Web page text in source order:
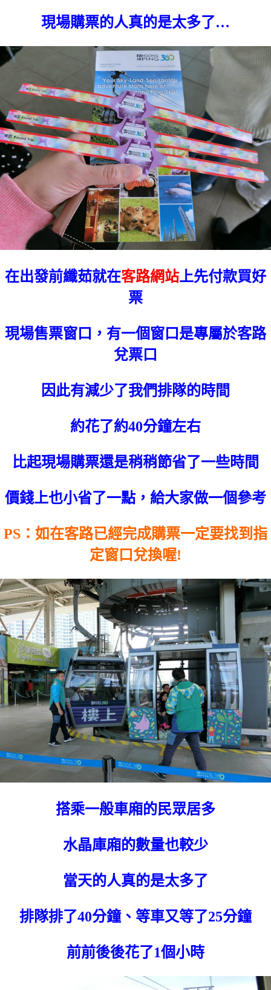
現場購票的人真的是太多了…
在出發前纖茹就在客路網站上先付款買好
票
現場售票窗口，有一個窗口是專屬於客路
兌票口
因此有減少了我們排隊的時間
約花了約40分鐘左右
比起現場購票還是稍稍節省了一些時間
價錢上也小省了一點，給大家做一個參考
PS：如在客路已經完成購票一定要找到指
定窗口兌換喔!
搭乘一般車廂的民眾居多
水晶庫廂的數量也較少
當天的人真的是太多了
排隊排了40分鐘、等車又等了25分鐘
前前後後花了1個小時